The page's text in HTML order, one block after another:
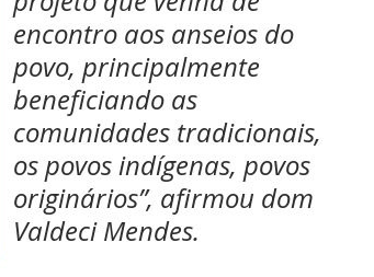
encontro aos anseios do
povo, principalmente
beneficiando as
comunidades tradicionais,
os povos indígenas, povos
originários”, afirmou dom
Valdeci Mendes.